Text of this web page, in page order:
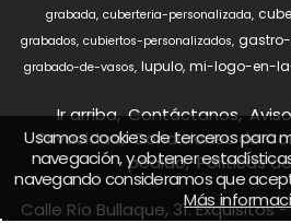
grabada cuberteria-personalizada
grabados cubiertos-personalizados
grabado-de-vasos lupulo mi-logo-en-
Ir arriba Contáctanos
Privacidad Condiciones de
pedido Políticas
Calle Río Bullaque, 31.
Usamos cookies de terceros para
navegación, y obtener
navegando consideramos que
Más